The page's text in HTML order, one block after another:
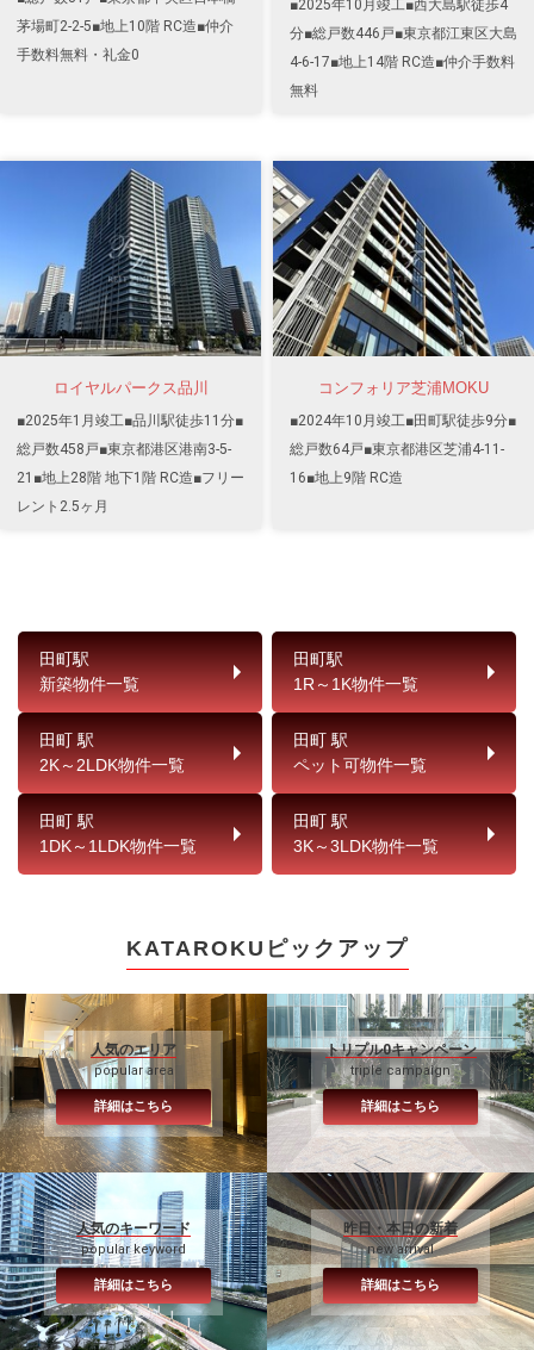
茅場町2-2-5■地上10階 RC造■仲介
手数料無料・礼金0
■2025年10月竣工■西大島駅徒歩4
分■総戸数446戸■東京都江東区大島
4-6-17■地上14階 RC造■仲介手数料
無料
ロイヤルパークス品川
■2025年1月竣工■品川駅徒歩11分■
総戸数458戸■東京都港区港南3-5-
21■地上28階 地下1階 RC造■フリー
レント2.5ヶ月
コンフォリア芝浦MOKU
■2024年10月竣工■田町駅徒歩9分■
総戸数64戸■東京都港区芝浦4-11-
16■地上9階 RC造
田町駅
新築物件一覧
田町駅
1R～1K物件一覧
田町 駅
2K～2LDK物件一覧
田町 駅
ペット可物件一覧
田町 駅
1DK～1LDK物件一覧
田町 駅
3K～3LDK物件一覧
KATAROKUピックアップ
人気のエリア
popular area
詳細はこちら
トリプル0キャンペーン
triple campaign
詳細はこちら
人気のキーワード
popular keyword
詳細はこちら
昨日・本日の新着
new arrival
詳細はこちら